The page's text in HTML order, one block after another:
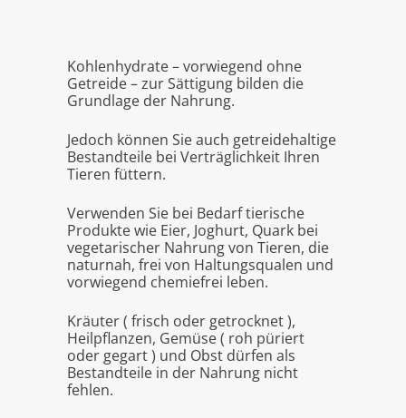
Kohlenhydrate – vorwiegend ohne
Getreide – zur Sättigung bilden die
Grundlage der Nahrung.
Jedoch können Sie auch getreidehaltige
Bestandteile bei Verträglichkeit Ihren
Tieren füttern.
Verwenden Sie bei Bedarf tierische
Produkte wie Eier, Joghurt, Quark bei
vegetarischer Nahrung von Tieren, die
naturnah, frei von Haltungsqualen und
vorwiegend chemiefrei leben.
Kräuter ( frisch oder getrocknet ),
Heilpflanzen, Gemüse ( roh püriert
oder gegart ) und Obst dürfen als
Bestandteile in der Nahrung nicht
fehlen.